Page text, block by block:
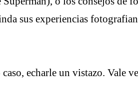
sus experiencias
echarle un vistazo. Vale